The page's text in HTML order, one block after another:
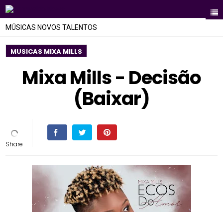
MÚSICAS NOVOS TALENTOS
MUSICAS MIXA MILLS
Mixa Mills - Decisão
(Baixar)